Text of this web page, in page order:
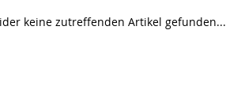
keine zutreffenden Artikel gefunden...